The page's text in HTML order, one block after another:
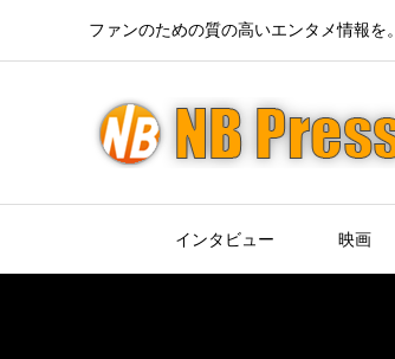
ファンのための質の高いエンタメ情報を。
インタビュー 映画